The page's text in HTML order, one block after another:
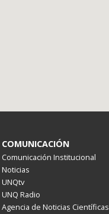
COMUNICACIÓN
Comunicación Institucional
Noticias
UNQtv
UNQ Radio
Agencia de Noticias Científicas